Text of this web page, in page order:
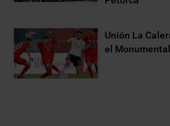
Unión La
el Monumental